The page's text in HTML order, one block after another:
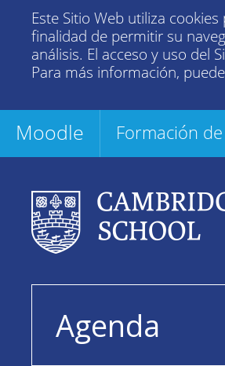
Este Sitio Web utiliza
finalidad de permitir su
análisis. El acceso y uso del
Para más información,
Moodle Formación
Agenda